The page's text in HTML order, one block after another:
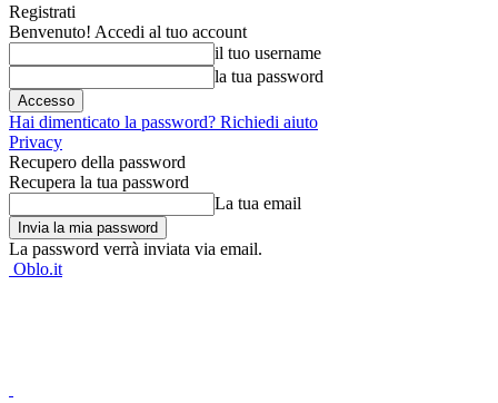
Registrati
Benvenuto! Accedi al tuo account
il tuo username
la tua password
Hai dimenticato la password? Richiedi aiuto
Privacy
Recupero della password
Recupera la tua password
La tua email
La password verrà inviata via email.
Oblo.it